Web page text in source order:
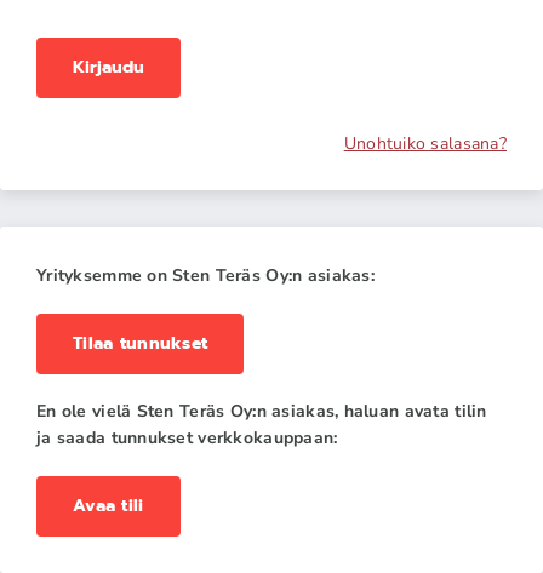
Kirjaudu
Unohtuiko salasana?
Yrityksemme on Sten Teräs Oy:n asiakas:
Tilaa tunnukset
En ole vielä Sten Teräs Oy:n asiakas, haluan avata tilin
ja saada tunnukset verkkokauppaan:
Avaa tili